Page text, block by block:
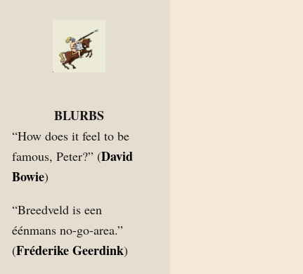
BLURBS
“How does it feel to be
famous, Peter?” (David
Bowie)
“Breedveld is een
éénmans no-go-area.”
(Fréderike Geerdink)